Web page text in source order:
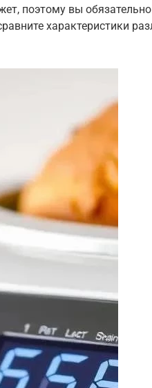
поэтому вы
характеристики